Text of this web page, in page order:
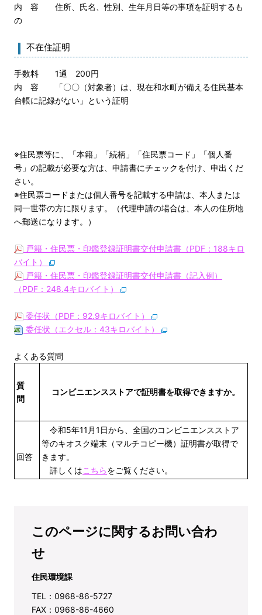
内 容 住所、氏名、性別、生年月日等の事項を証明するも
の
不在住証明
手数料 1通 200円
内 容 「〇〇（対象者）は、現在和水町が備える住民基本
台帳に記録がない」という証明
※住民票等に、「本籍」「続柄」「住民票コード」「個人番
号」の記載が必要な方は、申請書にチェックを付け、申出くだ
さい。
※住民票コードまたは個人番号を記載する申請は、本人または
同一世帯の方に限ります。（代理申請の場合は、本人の住所地
へ郵送になります。）
戸籍・住民票・印鑑登録証明書交付申請書（PDF：188キロ
バイト）
戸籍・住民票・印鑑登録証明書交付申請書（記入例）
（PDF：248.4キロバイト）
委任状（PDF：92.9キロバイト）
委任状（エクセル：43キロバイト）
よくある質問
質
問
コンビニエンスストアで証明書を取得できますか。
回答
令和5年11月1日から、全国のコンビニエンスストア
等のキオスク端末（マルチコピー機）証明書が取得で
きます。
詳しくはこちらをご覧ください。
このページに関するお問い合わ
せ
住民環境課
TEL：0968-86-5727
FAX：0968-86-4660